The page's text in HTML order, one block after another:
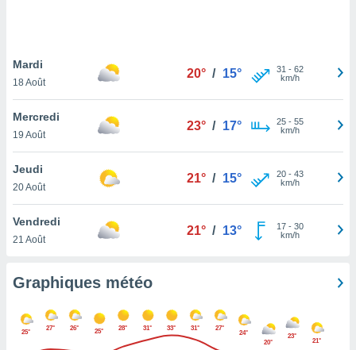
pas
de
à
cas,
que
sur le
ne
Mardi
18 Août
20° / 15° 31 - 62
km/h
Mercredi
19 Août
23° / 17° 25- 55
km/h
Jeudi
20 Août
21° / 15° 20- 43
km/h
Vendredi
21 Août
21° / 13° 17- 30
km/h
Graphiques météo
25°
27° 26° 25° 28° 31° 33° 31° 27°
24°
20°
23°
21°